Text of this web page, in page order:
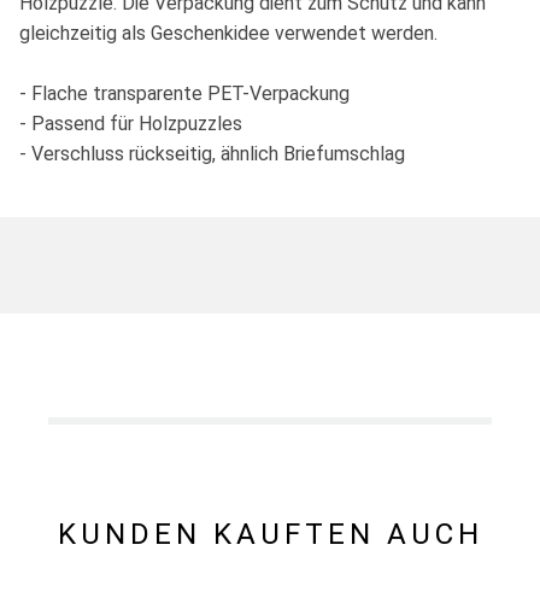
gleichzeitig als Geschenkidee verwendet werden.
- Flache transparente PET-Verpackung
- Passend für Holzpuzzles
- Verschluss rückseitig, ähnlich Briefumschlag
KUNDEN KAUFTEN AUCH